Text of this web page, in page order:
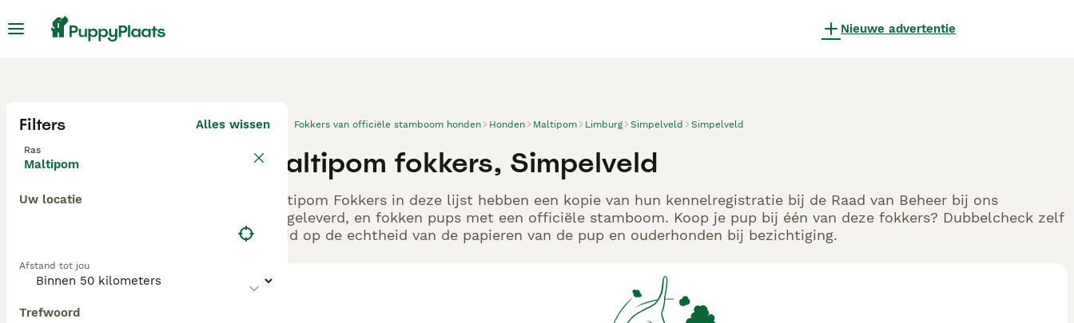
Nieuwe advertentie
Filters Alles wissen
Ras
Maltipom
Uw locatie
Afstand tot jou
Trefwoord
Fokkers van officiële stamboom honden Honden Maltipom Limburg Simpelveld Simpelveld
Maltipom fokkers, Simpelveld
Maltipom Fokkers in deze lijst hebben een kopie van hun kennelregistratie bij de Raad van Beheer bij ons
aangeleverd, en fokken pups met een officiële stamboom. Koop je pup bij één van deze fokkers? Dubbelcheck zelf
altijd op de echtheid van de papieren van de pup en ouderhonden bij bezichtiging.